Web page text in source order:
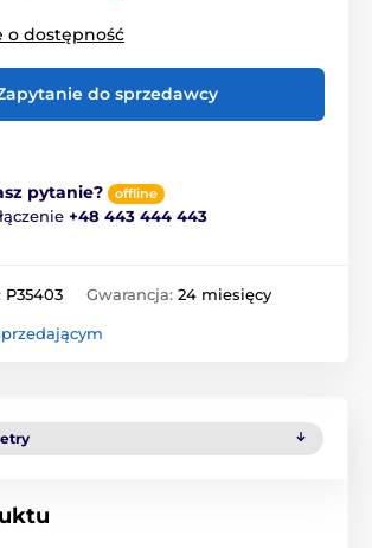
o dostępność
do sprzedawcy
pytanie? offline
+48 443 444 443
P35403 Gwarancja: 24 miesięcy